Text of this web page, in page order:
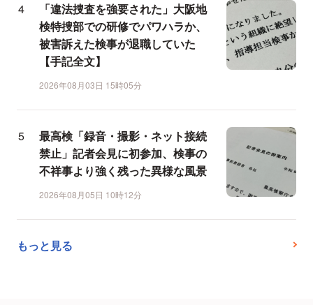
「違法捜査を強要された」大阪地
検特捜部での研修でパワハラか、
被害訴えた検事が退職していた
【手記全文】
2026年08月03日 15時05分
最高検「録音・撮影・ネット接続
禁止」記者会見に初参加、検事の
不祥事より強く残った異様な風景
2026年08月05日 10時12分
もっと見る